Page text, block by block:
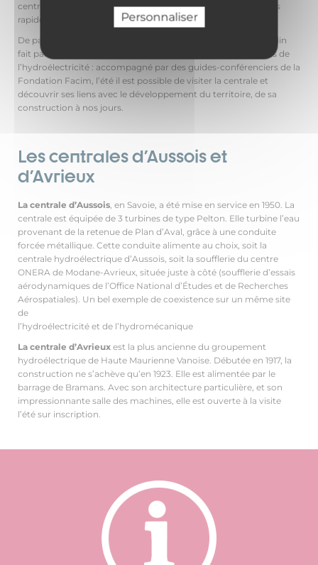
Personnaliser
centrale peut démarrer en quelques minutes et alimenter très
rapidement le réseau électrique français.
De part son architecture et son histoire, la centrale de Villarodin
fait partie de l’itinéraire de découverte culturelle Les Chemins de
l’hydroélectricité : accompagné par des guides-conférenciers de la
Fondation Facim, l’été il est possible de visiter la centrale et
découvrir ses liens avec le développement du territoire, de sa
construction à nos jours.
Les centrales d'Aussois et
d'Avrieux
La centrale d’Aussois, en Savoie, a été mise en service en 1950. La
centrale est équipée de 3 turbines de type Pelton. Elle turbine l’eau
provenant de la retenue de Plan d’Aval, grâce à une conduite
forcée métallique. Cette conduite alimente au choix, soit la
centrale hydroélectrique d’Aussois, soit la soufflerie du centre
ONERA de Modane-Avrieux, située juste à côté (soufflerie d’essais
aérodynamiques de l’Office National d’Études et de Recherches
Aérospatiales). Un bel exemple de coexistence sur un même site
de
l’hydroélectricité et de l’hydromécanique
La centrale d’Avrieux est la plus ancienne du groupement
hydroélectrique de Haute Maurienne Vanoise. Débutée en 1917, la
construction ne s’achève qu’en 1923. Elle est alimentée par le
barrage de Bramans. Avec son architecture particulière, et son
impressionnante salle des machines, elle est ouverte à la visite
l’été sur inscription.